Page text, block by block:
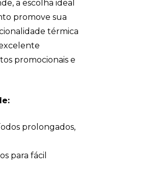
a escolha ideal
promove sua
térmica
promocionais e
prolongados,
para fácil